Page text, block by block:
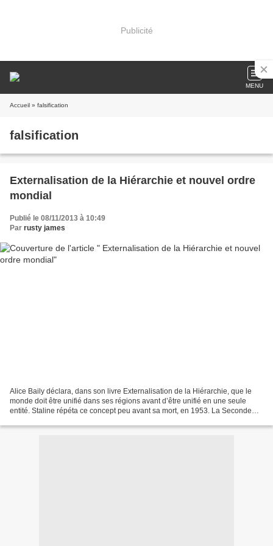
Publicité
MENU
Accueil » falsification
falsification
Externalisation de la Hiérarchie et nouvel ordre
mondial
Publié le 08/11/2013 à 10:49
Par rusty james
Alice Baily déclara, dans son livre Externalisation de la Hiérarchie, que le
monde doit être unifié dans ses régions avant d’être unifié en une seule
entité. Staline répéta ce concept peu avant sa mort, en 1953. La Seconde